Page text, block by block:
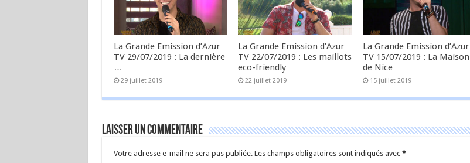
La Grande Emission d’Azur
TV 29/07/2019 : La dernière
…
29 juillet 2019
La Grande Emission d’Azur
TV 22/07/2019 : Les maillots
eco-friendly
22 juillet 2019
La Grande Emission d’Azur
TV 15/07/2019 : La Maison
de Nice
15 juillet 2019
Laisser un commentaire
Votre adresse e-mail ne sera pas publiée.Les champs obligatoires sont indiqués avec *